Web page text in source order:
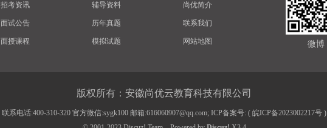
招考资讯
面试公告
面授课程
辅导资料
历年真题
模拟试题
尚优简介
联系我们
网站地图 微博
版权所有：安徽尚优云教育科技有限公司
联系电话:400-310-320 官方微信:sygk100 邮箱:616060907@qq.com; ICP备案号: ( 皖ICP备2023002217号 )